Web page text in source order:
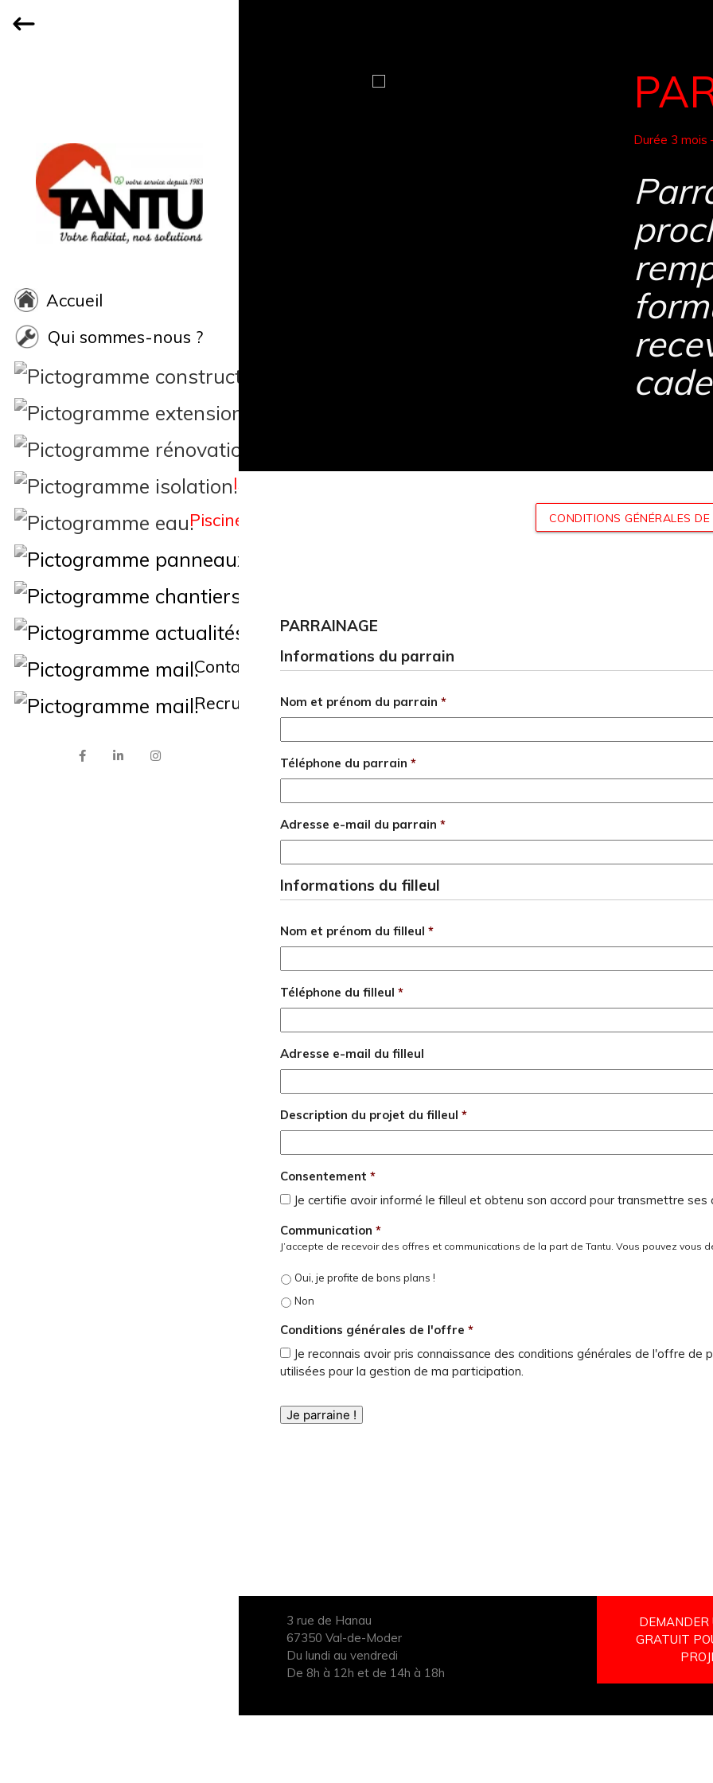
Accueil
Qui sommes-nous ?
Isolation
Piscine
Actualités
Contact
Recrutement
Durée 3 mois
CONDITIONS GÉNÉRALES
PARRAINAGE
Informations du parrain
Nom et prénom du parrain *
Téléphone du parrain *
Adresse e-mail du parrain *
Informations du filleul
Nom et prénom du filleul *
Téléphone du filleul *
Adresse e-mail du filleul
Description du projet du filleul *
Consentement *
Je certifie avoir informé le filleul et obtenu son accord pour transmettre ses
Communication *
J’accepte de recevoir des offres et communications de la part de Tantu. Vous pouvez vous
Oui, je profite de bons plans !
Non
Conditions générales de l'offre *
Je reconnais avoir pris connaissance des conditions générales de l'offre
utilisées pour la gestion de ma participation.
3 rue de Hanau
67350 Val-de-Moder
Du lundi au vendredi
De 8h à 12h et de 14h à 18h
DEMANDER
GRATUIT